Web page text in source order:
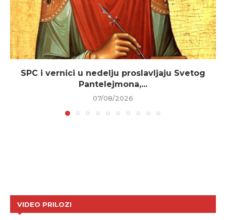
SPC i vernici u nedelju proslavljaju Svetog
Pantelejmona,...
07/08/2026
VIDEO PRILOZI